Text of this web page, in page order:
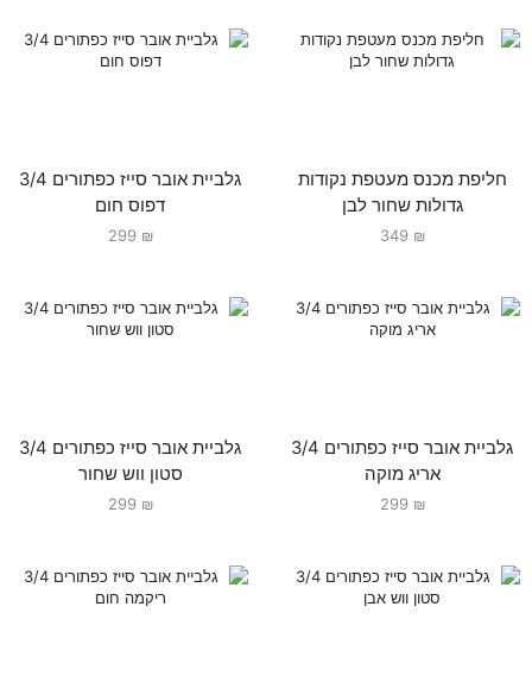
חליפת מכנס מעטפת נקודות
גדולות שחור לבן
349 ₪
גלביית אובר סייז כפתורים 3/4
דפוס חום
299 ₪
גלביית אובר סייז כפתורים 3/4
אריג מוקה
299 ₪
גלביית אובר סייז כפתורים 3/4
סטון ווש שחור
299 ₪